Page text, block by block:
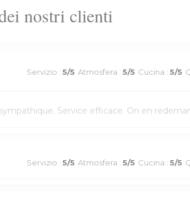
nostri clienti
Servizio : 5/5 Atmosfera : 5/5 Cucina : 5/5
Service efficace. On en
Servizio : 5/5 Atmosfera : 5/5 Cucina : 5/5